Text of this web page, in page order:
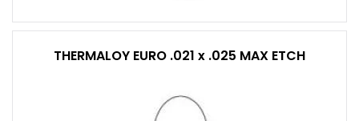
THERMALOY EURO .021 x .025 MAX ETCH